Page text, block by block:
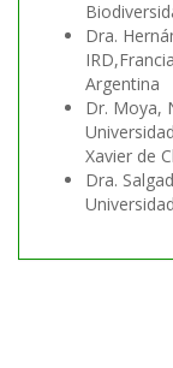
Dra.
Argentina
Dr. Moya,
Xavier de
Dra.